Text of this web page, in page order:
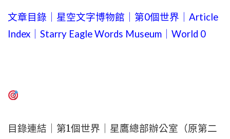
文章目錄｜星空文字博物館｜第0個世界｜Article
Index｜Starry Eagle Words Museum｜World 0
目錄連結｜第1個世界｜星鷹總部辦公室（原第二